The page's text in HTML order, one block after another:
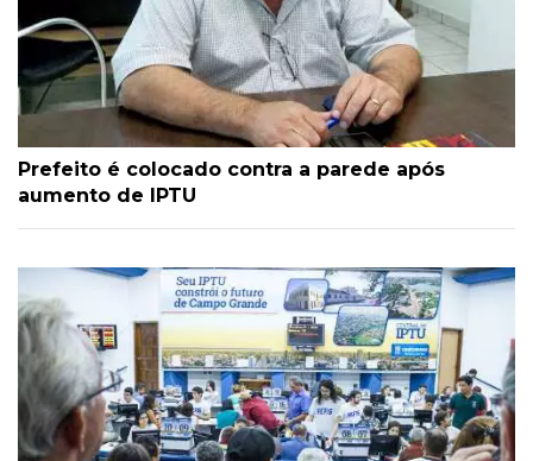
Prefeito é colocado contra a parede após
aumento de IPTU